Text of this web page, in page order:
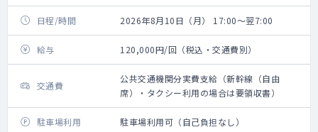
日程/時間 2026年8月10日（月） 17:00～翌7:00
給与 120,000円/回（税込・交通費別）
交通費
公共交通機関分実費支給（新幹線（自由
席）・タクシー利用の場合は要領収書）
駐車場利用 駐車場利用可（自己負担なし）